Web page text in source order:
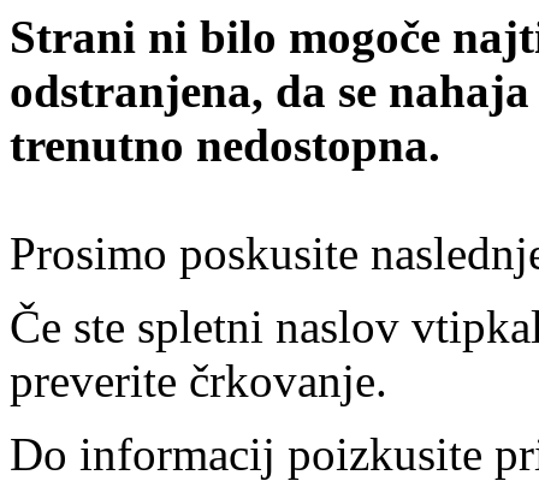
Strani ni bilo mogoče
odstranjena, da se
trenutno nedostopna.
Prosimo poskusite
Če ste spletni naslov
preverite črkovanje.
Do informacij poizkusite